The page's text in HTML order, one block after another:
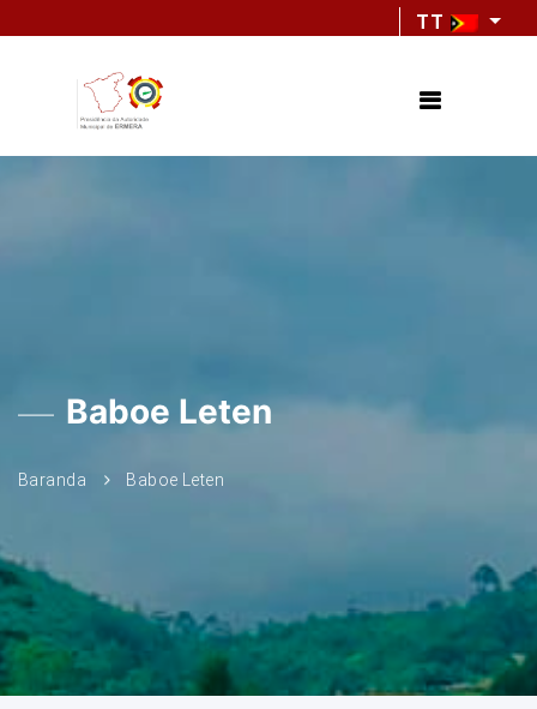
TT
Baboe Leten
Baranda Baboe Leten